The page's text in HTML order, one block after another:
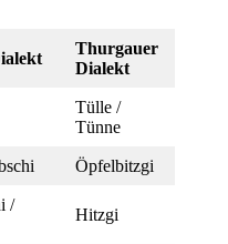
Thurgauer
Dialekt
Tülle /
Tünne
Öpfelbitzgi
/
Hitzgi